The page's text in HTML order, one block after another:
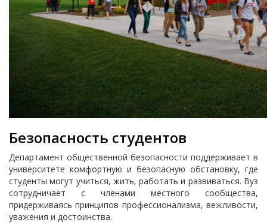
Безопасность студентов
Департамент общественной безопасности поддерживает в
университете комфортную и безопасную обстановку, где
студенты могут учиться, жить, работать и развиваться. Вуз
сотрудничает с членами местного сообщества,
придерживаясь принципов профессионализма, вежливости,
уважения и достоинства.